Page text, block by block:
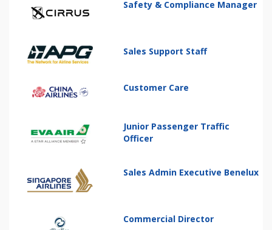
Safety & Compliance Manager
Sales Support Staff
Customer Care
Junior Passenger Traffic
Officer
Sales Admin Executive Benelux
Commercial Director